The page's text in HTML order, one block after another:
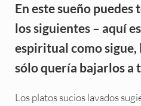
En este sueño
los siguientes – aquí
espiritual como sigue,
sólo quería bajarlos a
Los platos sucios lavados